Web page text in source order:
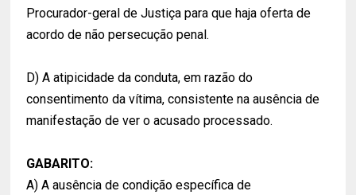
Procurador-geral de Justiça para que haja oferta de
acordo de não persecução penal.
D) A atipicidade da conduta, em razão do
consentimento da vítima, consistente na ausência de
manifestação de ver o acusado processado.
GABARITO:
A) A ausência de condição específica de